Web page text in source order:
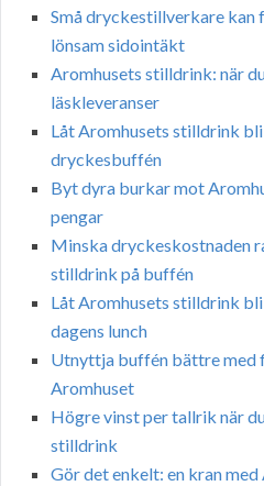
Små dryckestillverkare kan
lönsam sidointäkt
Aromhusets stilldrink: när
läskleveranser
Låt Aromhusets stilldrink
dryckesbuffén
Byt dyra burkar mot
pengar
Minska dryckeskostnaden
stilldrink på buffén
Låt Aromhusets stilldrink
dagens lunch
Utnyttja buffén bättre med
Aromhuset
Högre vinst per tallrik när
stilldrink
Gör det enkelt: en kran